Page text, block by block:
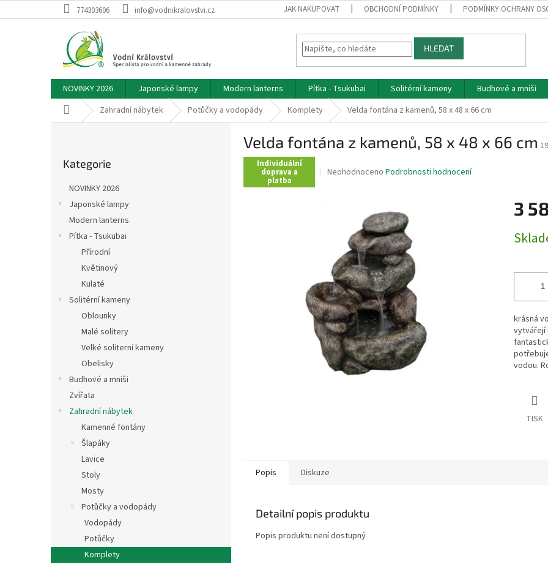
na
774303606 info@vodnikralovstvi.cz JAK NAKUPOVAT OBCHODNÍ PODMÍNKY PODMÍNKY OCHRANY
HLEDAT
NOVINKY 2026 Japonské lampy Modern lanterns Pítka - Tsukubai Solitérní kameny Budhové a mniši
Domů Zahradní nábytek Potůčky a vodopády Komplety Velda fontána z kamenů, 58 x 48 x 66 cm
kategorie
Kategorie
NOVINKY 2026
Japonské lampy
Modern lanterns
Pítka - Tsukubai
Přírodní
Květinový
Kulaté
Solitérní kameny
Oblounky
Malé solitery
Velké soliterní kameny
Obelisky
Budhové a mniši
Zvířata
Zahradní nábytek
Kamenné fontány
Šlapáky
Lavice
Stoly
Mosty
Potůčky a vodopády
Vodopády
Potůčky
Komplety
Velda fontána z kamenů, 58 x 48 x 66 cm
Individuální
doprava a
platba
Průměrné
hvězdiček.
Neohodnoceno Podrobnosti hodnocení
3
cena:
krásná
vytvářejí
vodou.
TISK
Popis Diskuze
Detailní popis produktu
Popis produktu není dostupný